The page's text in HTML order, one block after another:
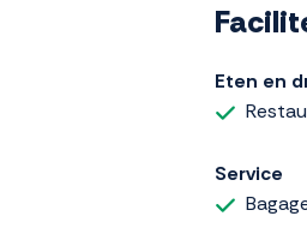
Eten en
Service